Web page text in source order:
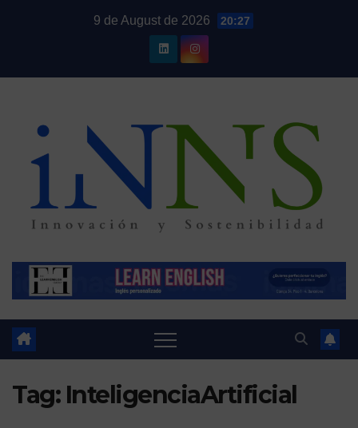
9 de August de 2026 20:27
Tag: InteligenciaArtificial